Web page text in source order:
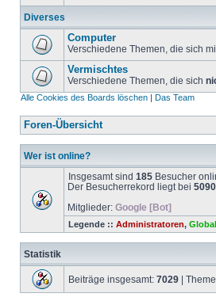
Diverses
Computer
Verschiedene Themen, die sich
Vermischtes
Verschiedene Themen, die sich
Alle Cookies des Boards löschen | Das Team
Foren-Übersicht
Wer ist online?
Insgesamt sind 185 Besucher
Der Besucherrekord liegt bei 5090
Mitglieder: Google [Bot]
Legende :: Administratoren,
Statistik
Beiträge insgesamt: 7029 |